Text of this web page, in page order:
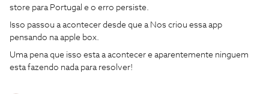
store para Portugal e o erro persiste.
Isso passou a acontecer desde que a Nos criou essa app
pensando na apple box.
Uma pena que isso esta a acontecer e aparentemente ninguem
esta fazendo nada para resolver!